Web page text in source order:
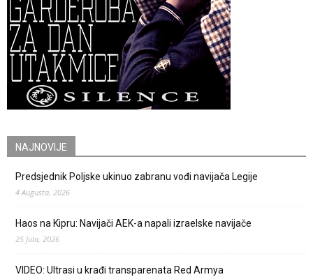
NAJNOVIJE
Predsjednik Poljske ukinuo zabranu vođi navijača Legije
4 Augusta, 2026
Haos na Kipru: Navijači AEK-a napali izraelske navijače
25 Jula, 2026
VIDEO: Ultrasi u krađi transparenata Red Armya